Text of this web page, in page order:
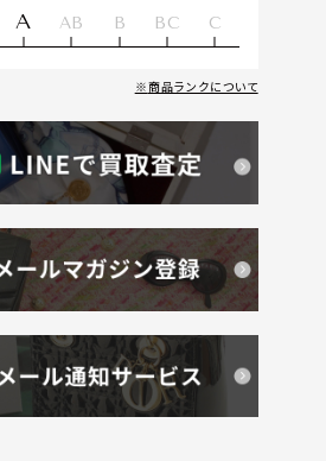
A AB B BC C
商品ランクについて